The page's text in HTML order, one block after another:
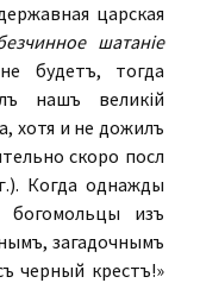
царская
шатаніе
будетъ, тогда
нашъ великій
хотя и не дожилъ
скоро послѣ
Когда однажды
богомольцы изъ
загадочнымъ
черный крестъ!»